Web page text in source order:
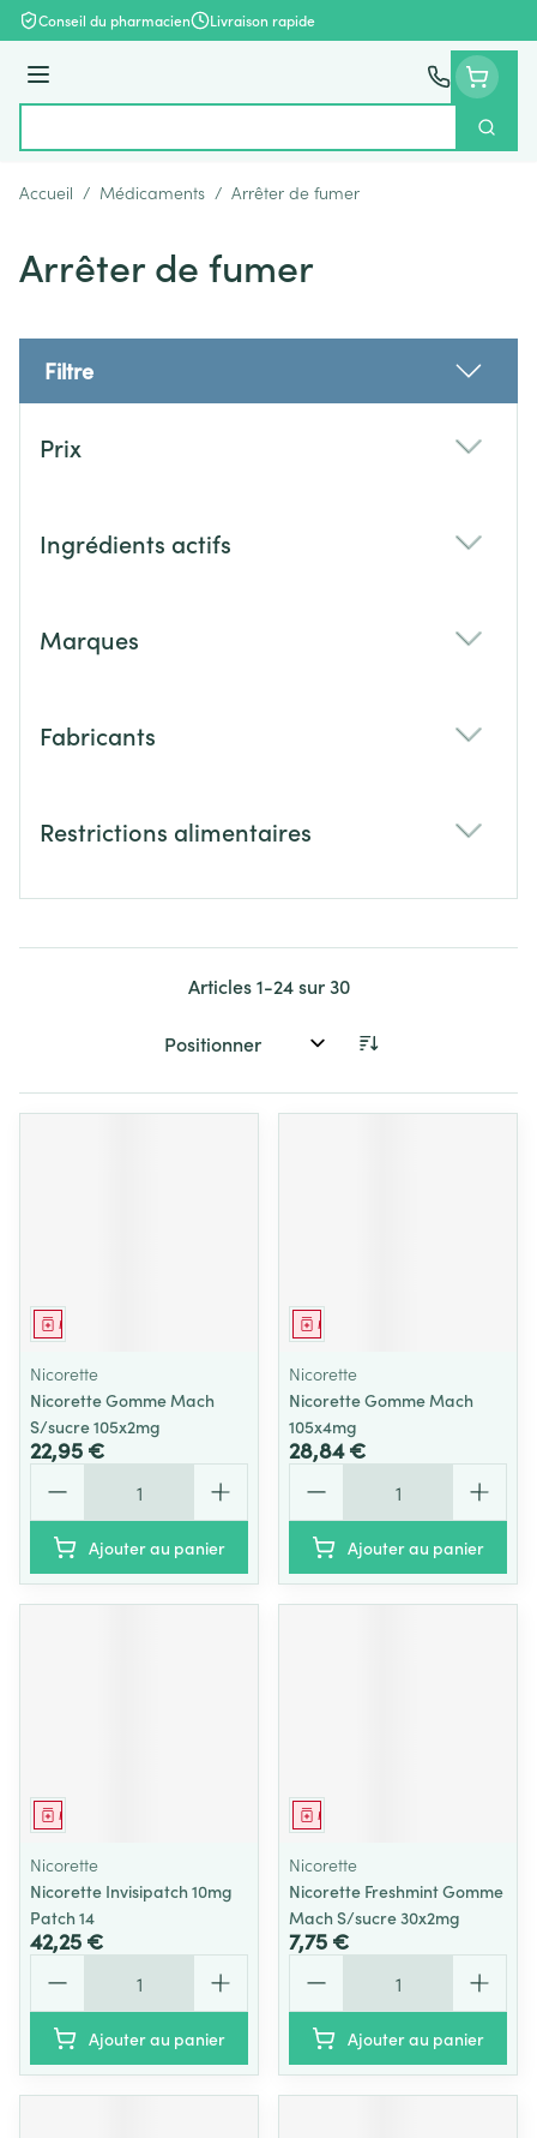
Aller au contenu
Conseil du pharmacien Livraison rapide
Menu
Accueil / Médicaments / Arrêter de fumer
Arrêter de fumer
Filtre
Prix
Ingrédients actifs
Marques
Fabricants
Restrictions alimentaires
Articles1-24sur30
Trier par:
Médicament
Nicorette
Nicorette Gomme Mach
S/sucre 105x2mg
22,95 €
Ajouter au panier
Médicament
Nicorette
Nicorette Gomme Mach
105x4mg
28,84 €
Ajouter au panier
Médicament
Nicorette
Nicorette Invisipatch 10mg
Patch 14
42,25 €
Ajouter au panier
Médicament
Nicorette
Nicorette Freshmint Gomme
Mach S/sucre 30x2mg
7,75 €
Ajouter au panier